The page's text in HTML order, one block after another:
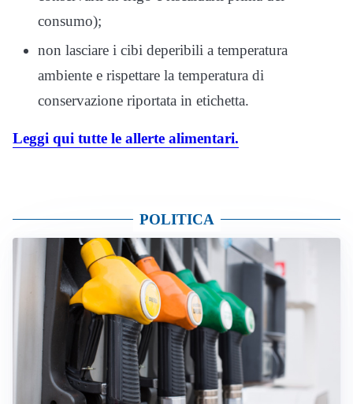
consumo);
non lasciare i cibi deperibili a temperatura
ambiente e rispettare la temperatura di
conservazione riportata in etichetta.
Leggi qui tutte le allerte alimentari.
POLITICA